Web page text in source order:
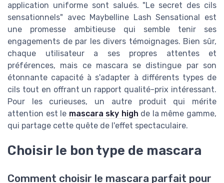
application uniforme sont salués. "Le secret des cils
sensationnels" avec Maybelline Lash Sensational est
une promesse ambitieuse qui semble tenir ses
engagements de par les divers témoignages. Bien sûr,
chaque utilisateur a ses propres attentes et
préférences, mais ce mascara se distingue par son
étonnante capacité à s'adapter à différents types de
cils tout en offrant un rapport qualité-prix intéressant.
Pour les curieuses, un autre produit qui mérite
attention est le mascara sky high de la même gamme,
qui partage cette quête de l'effet spectaculaire.
Choisir le bon type de mascara
Comment choisir le mascara parfait pour